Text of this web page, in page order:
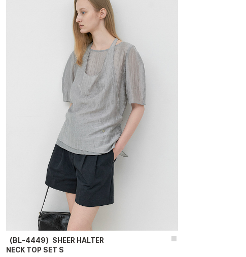
（BL-4449）SHEER HALTER
NECK TOP SET S